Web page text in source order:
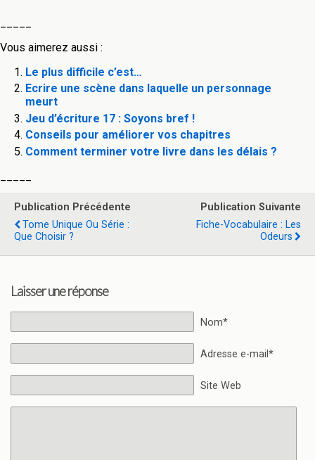
Vous aimerez aussi :
Le plus difficile c’est…
Ecrire une scène dans laquelle un personnage
meurt
Jeu d’écriture 17 : Soyons bref !
Conseils pour améliorer vos chapitres
Comment terminer votre livre dans les délais ?
Publication Précédente
Tome Unique Ou Série :
Que Choisir ?
Publication Suivante
Fiche-Vocabulaire : Les
Odeurs
Laisser une réponse
Nom*
Adresse e-mail*
Site Web